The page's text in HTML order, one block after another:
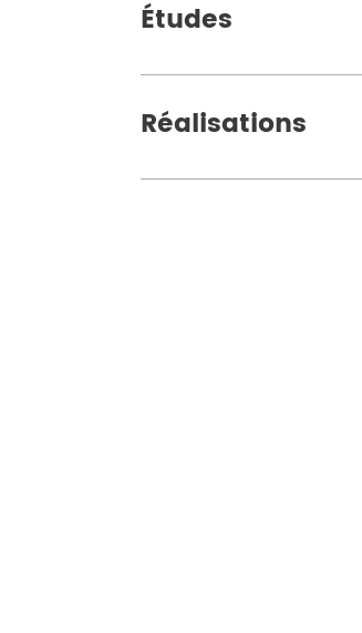
Études
Réalisations